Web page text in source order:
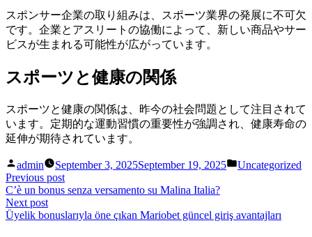
スポンサー企業の取り組みは、スポーツ業界の発展に不可欠
です。企業とアスリートの協働によって、新しい商品やサー
ビスが生まれる可能性が広がっています。
スポーツと健康の関係
スポーツと健康の関係は、昨今の社会問題として注目されて
います。定期的な運動習慣の重要性が強調され、健康寿命の
延伸が期待されています。
Posted
by
admin September 3, 2025September 19, 2025
Posted
Uncategorized
Post
navigation
Previous postPrevious
post:
C’è un bonus senza versamento su Malina Italia?
Next postNext
post:
Üyelik bonuslarıyla öne çıkan Mariobet güncel giriş avantajları